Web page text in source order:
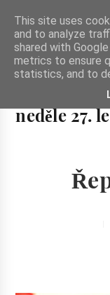
Ze zahrady do
neděle 27.
This site uses
and to analyze
shared with
metrics to ensure
statistics, and to